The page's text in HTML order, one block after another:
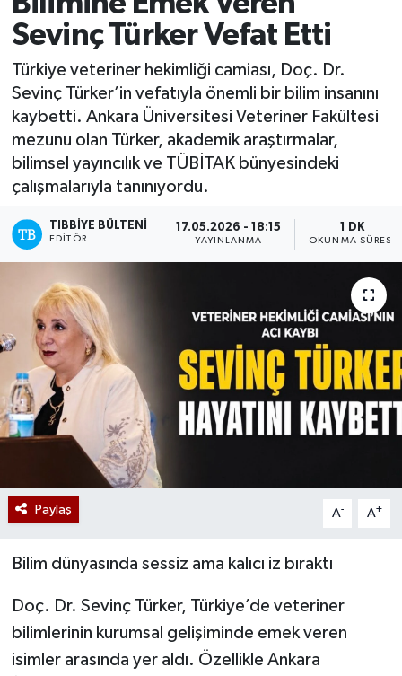
Sevinç Türker Vefat Etti
Türkiye veteriner hekimliği camiası, Doç. Dr.
Sevinç Türker’in vefatıyla önemli bir bilim insanını
kaybetti. Ankara Üniversitesi Veteriner Fakültesi
mezunu olan Türker, akademik araştırmalar,
bilimsel yayıncılık ve TÜBİTAK bünyesindeki
çalışmalarıyla tanınıyordu.
TIBBIYE BÜLTENI
EDITÖR
17.05.2026 - 18:15
YAYINLANMA
1 DK
OKUNMA SÜRESI
Paylaş A- A+
Bilim dünyasında sessiz ama kalıcı iz bıraktı
Doç. Dr. Sevinç Türker, Türkiye’de veteriner
bilimlerinin kurumsal gelişiminde emek veren
isimler arasında yer aldı. Özellikle Ankara
Yazarlar